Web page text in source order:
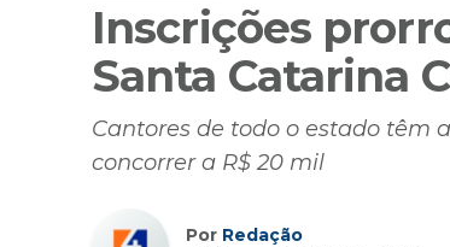
Inscrições
Santa Catarina
Cantores de todo o estado têm
concorrer a R$ 20 mil
Por Redação